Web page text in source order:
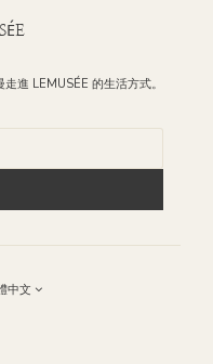
進 LEMUSÉE 的生活方式。
中文